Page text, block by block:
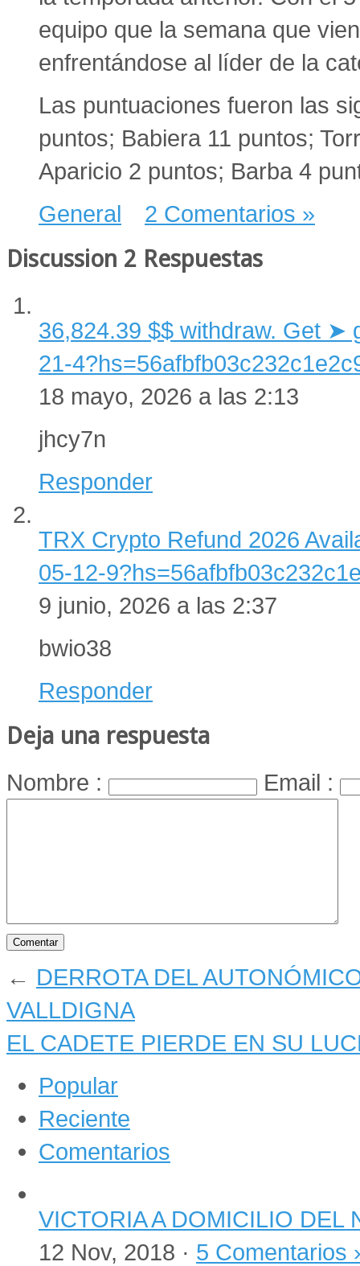
equipo que la semana que
enfrentándose al líder de la
Las puntuaciones fueron las
puntos; Babiera 11 puntos;
Aparicio 2 puntos; Barba 4
General
2 Comentarios »
Discussion 2 Respuestas
36,824.39 $$ withdraw. Get ➤
21-
18 mayo, 2026 a las 2:13
jhcy7n
Responder
TRX Crypto Refund 2026
05-12-
9 junio, 2026 a las 2:37
bwio38
Responder
Deja una respuesta
Nombre : Email :
← DERROTA DEL
VALLDIGNA
EL CADETE PIERDE EN SU
Popular
Reciente
Comentarios
VICTORIA A DOMICILIO DEL
12 Nov, 2018 · 5 Comentarios